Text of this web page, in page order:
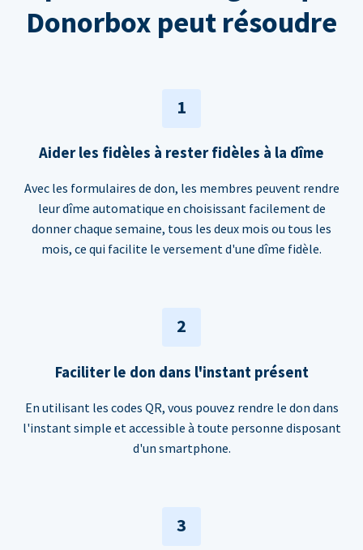
Donorbox peut résoudre
1
Aider les fidèles à rester fidèles à la dîme
Avec les formulaires de don, les membres peuvent rendre
leur dîme automatique en choisissant facilement de
donner chaque semaine, tous les deux mois ou tous les
mois, ce qui facilite le versement d'une dîme fidèle.
2
Faciliter le don dans l'instant présent
En utilisant les codes QR, vous pouvez rendre le don dans
l'instant simple et accessible à toute personne disposant
d'un smartphone.
3